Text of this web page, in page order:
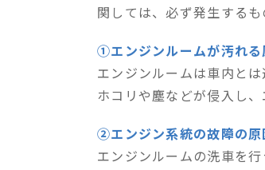
関しては、必ず発生するも
①エンジンルームが汚れる
エンジンルームは車内と
ホコリや塵などが侵入し
②エンジン系統の故障の原
エンジンルームの洗車を